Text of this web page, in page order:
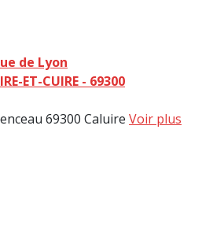
de Lyon
ET-CUIRE - 69300
69300 Caluire Voir plus